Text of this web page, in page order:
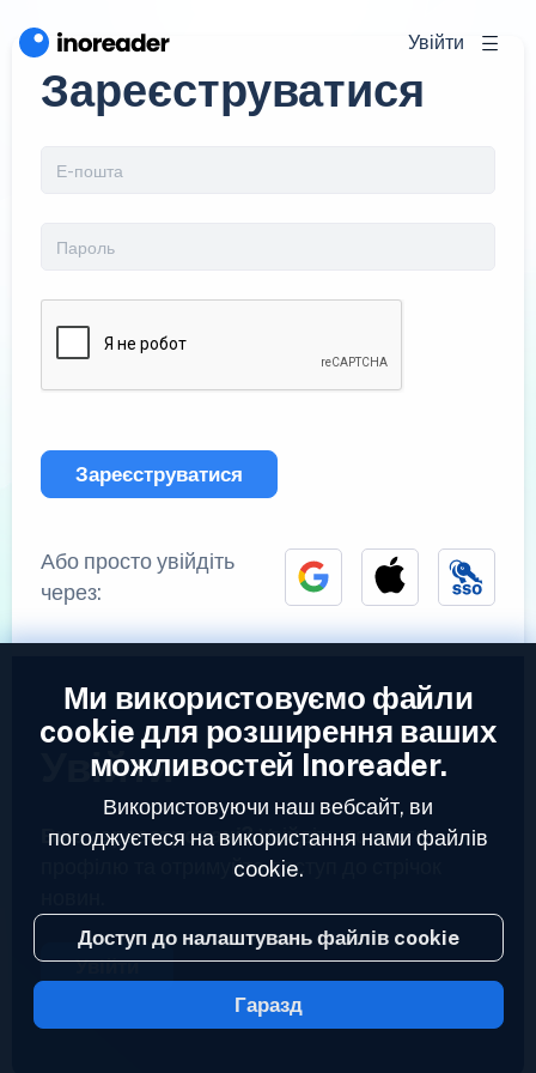
Увійти
Зареєструватися
Зареєструватися
Або просто увійдіть
через:
Увійти
Вже зареєстровані?Увійдіть до свого
профілю та отримуйте доступ до стрічок
Увійти
2023 © Inoreader
Ми використовуємо файли
cookie для розширення ваших
можливостей Inoreader.
Використовуючи наш вебсайт, ви
погоджуєтеся на використання нами файлів
cookie.
Доступ до налаштувань файлів cookie
Гаразд